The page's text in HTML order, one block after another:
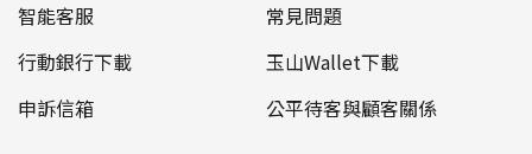
智能客服
常見問題
行動銀行下載
玉山Wallet下載
申訴信箱
公平待客與顧客關係